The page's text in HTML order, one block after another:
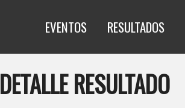
EVENTOS RESULTADOS
DETALLE RESULTADO